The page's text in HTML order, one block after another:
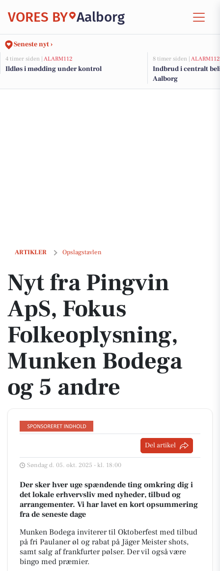
VORES BY Aalborg
Seneste nyt ›
4 timer siden | ALARM112
Ildløs i mødding under kontrol
8 timer siden | ALARM112
Indbrud i centralt
Aalborg
ARTIKLER Opslagstavlen
Nyt fra Pingvin ApS, Fokus Folkeoplysning, Munken Bodega og 5
Nyt fra Pingvin
ApS, Fokus
Folkeoplysning,
Munken Bodega
og 5 andre
Del artikel
Søndag d. 05. okt. 2025 - kl. 18:00
Der sker hver uge spændende ting omkring dig i
det lokale erhvervsliv med nyheder, tilbud og
arrangementer. Vi har lavet en kort opsummering
fra de seneste dage
Munken Bodega inviterer til Oktoberfest med tilbud
på fri Paulaner øl og rabat på Jäger Meister shots,
samt salg af frankfurter pølser. Der vil også være
bingo med præmier.